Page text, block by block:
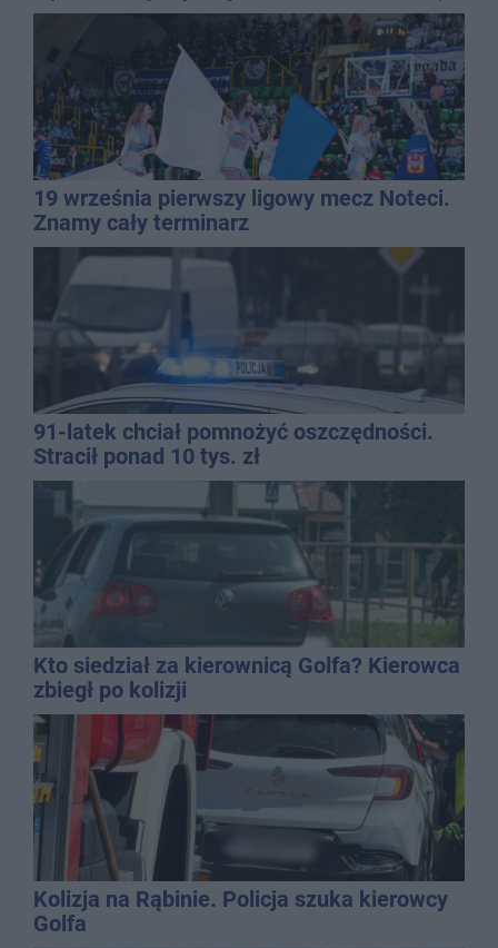
promila
19 września pierwszy ligowy mecz Noteci.
Znamy cały terminarz
91-latek chciał pomnożyć oszczędności.
Stracił ponad 10 tys. zł
Kto siedział za kierownicą Golfa? Kierowca
zbiegł po kolizji
Kolizja na Rąbinie. Policja szuka kierowcy
Golfa